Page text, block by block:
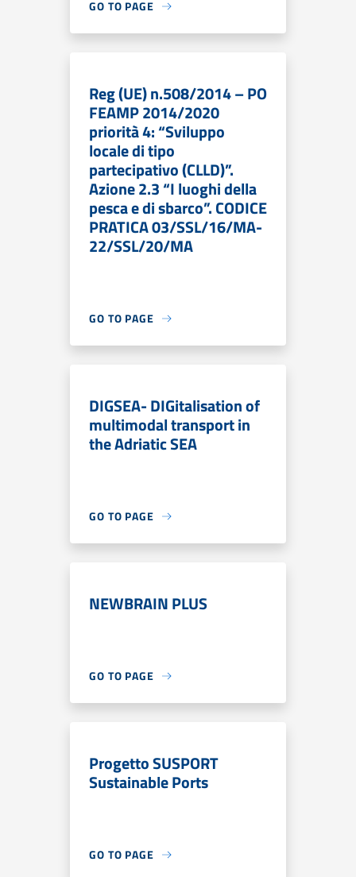
GO TO PAGE
Reg (UE) n.508/2014 – PO
FEAMP 2014/2020
priorità 4: “Sviluppo
locale di tipo
partecipativo (CLLD)”.
Azione 2.3 “I luoghi della
pesca e di sbarco”. CODICE
PRATICA 03/SSL/16/MA-
22/SSL/20/MA
GO TO PAGE
DIGSEA- DIGitalisation of
multimodal transport in
the Adriatic SEA
GO TO PAGE
NEWBRAIN PLUS
GO TO PAGE
Progetto SUSPORT
Sustainable Ports
GO TO PAGE